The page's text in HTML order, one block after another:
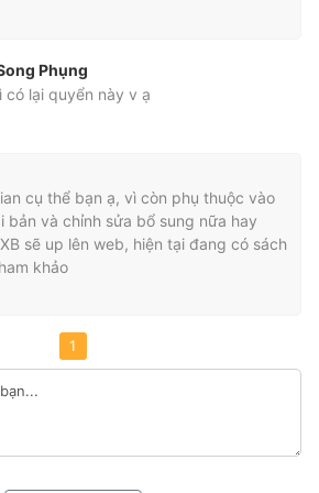
Phụng
có lại quyển này v ạ
cụ thể bạn ạ, vì còn phụ thuộc vào
và chỉnh sửa bổ sung nữa hay
sẽ up lên web, hiện tại đang có sách
khảo
1